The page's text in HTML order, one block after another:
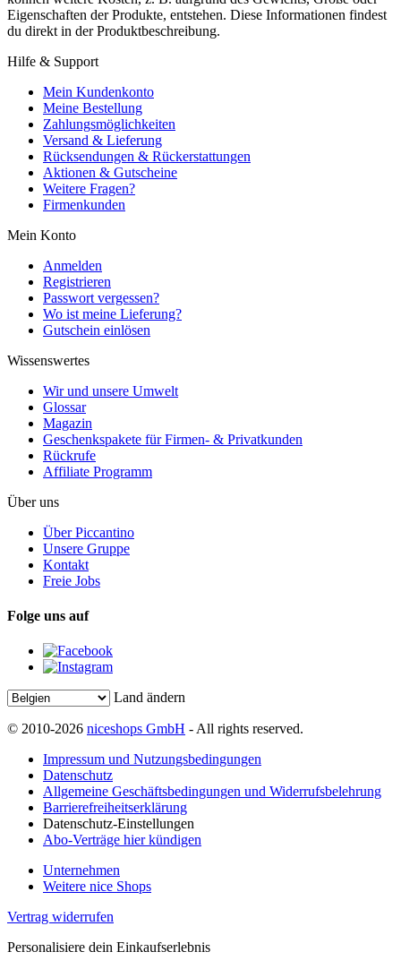
Eigenschaften der Produkte, entstehen. Diese Informationen findest
du direkt in der Produktbeschreibung.
Hilfe & Support
Mein Kundenkonto
Meine Bestellung
Zahlungsmöglichkeiten
Versand & Lieferung
Rücksendungen & Rückerstattungen
Aktionen & Gutscheine
Weitere Fragen?
Firmenkunden
Mein Konto
Anmelden
Registrieren
Passwort vergessen?
Wo ist meine Lieferung?
Gutschein einlösen
Wissenswertes
Wir und unsere Umwelt
Glossar
Magazin
Geschenkspakete für Firmen- & Privatkunden
Rückrufe
Affiliate Programm
Über uns
Über Piccantino
Unsere Gruppe
Kontakt
Freie Jobs
Folge uns auf
Land ändern
© 2010-2026 niceshops GmbH - All rights reserved.
Impressum und Nutzungsbedingungen
Datenschutz
Allgemeine Geschäftsbedingungen und Widerrufsbelehrung
Barrierefreiheitserklärung
Datenschutz-Einstellungen
Abo-Verträge hier kündigen
Unternehmen
Weitere nice Shops
Vertrag widerrufen
Personalisiere dein Einkaufserlebnis